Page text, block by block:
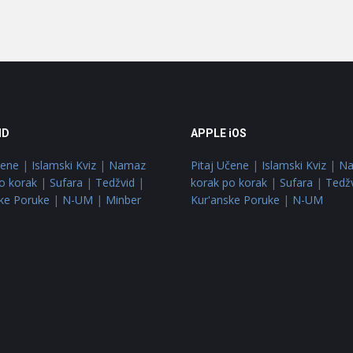
| Islamski Kviz| Namaz
korak| Sufara | Tedžvid |
Poruke | N-UM | Minber
APPLE iOS
Pitaj Učene | Islamski Kviz |
korak po korak | Sufara |
Kur'anske Poruke | N-UM